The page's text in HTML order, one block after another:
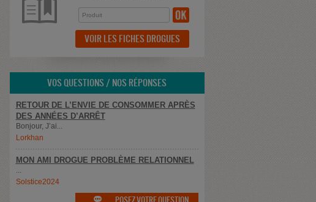
VOIR LES FICHES DROGUES
VOS QUESTIONS / NOS RÉPONSES
RETOUR DE L’ENVIE DE CONSOMMER APRÈS
DES ANNÉES D’ARRÊT
Bonjour, J’ai...
Lorkhan
MON AMI DROGUE PROBLÈME RELATIONNEL
Solstice2024
 POSEZ VOTRE QUESTION